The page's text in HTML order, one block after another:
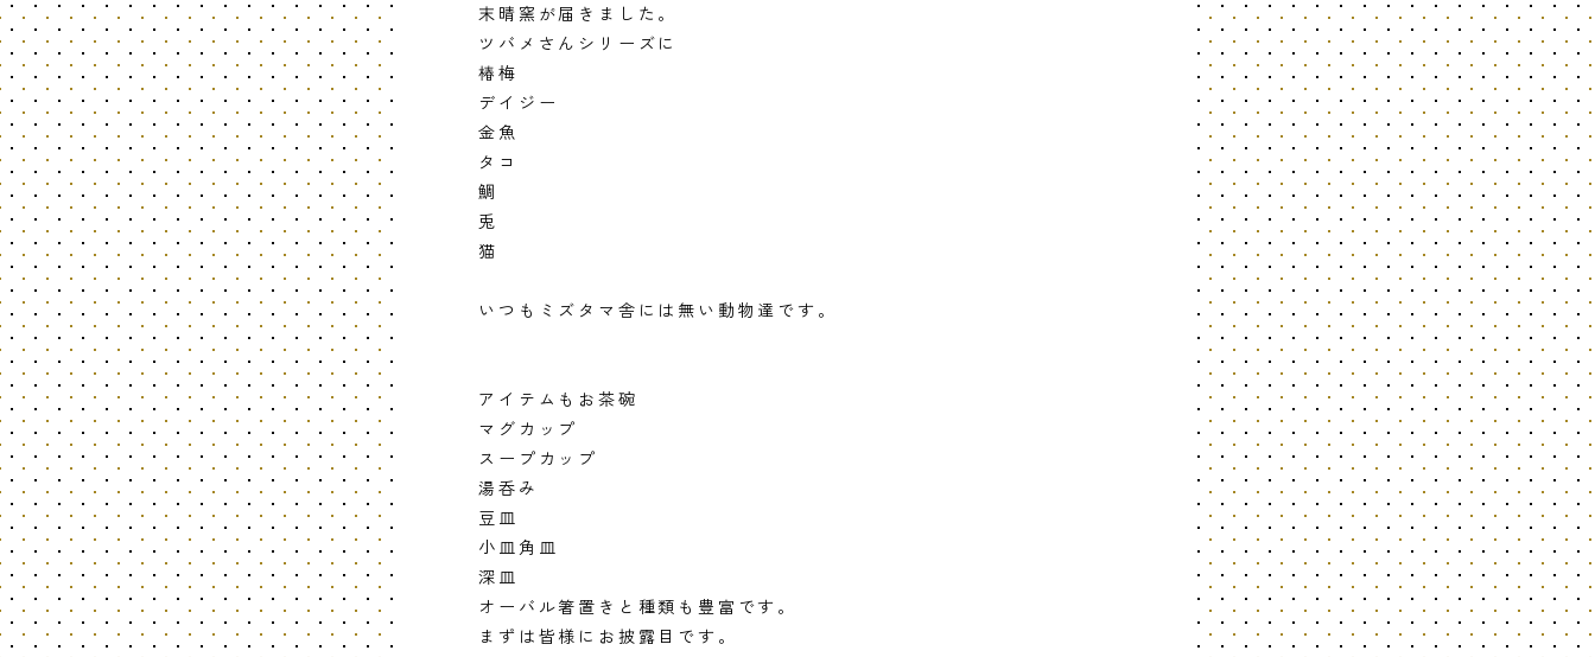
末晴窯が届きました。
ツバメさんシリーズに
椿梅
デイジー
金魚
タコ
鯛
兎
猫
いつもミズタマ舎には無い動物達です。
アイテムもお茶碗
マグカップ
スープカップ
湯呑み
豆皿
小皿角皿
深皿
オーバル箸置きと種類も豊富です。
まずは皆様にお披露目です。